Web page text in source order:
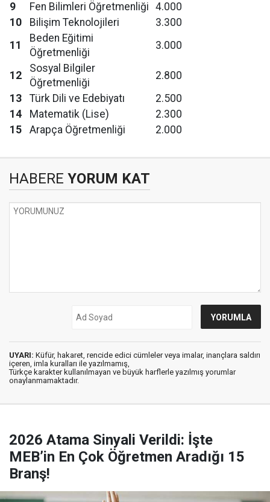
9
Fen Bilimleri Öğretmenliği 4.000
10
Bilişim Teknolojileri
3.300
11
Beden Eğitimi
Öğretmenliği
3.000
12
Sosyal Bilgiler
Öğretmenliği
2.800
13
Türk Dili ve Edebiyatı
2.500
14
Matematik (Lise)
2.300
15
Arapça Öğretmenliği 2.000
HABERE YORUM KAT
UYARI: Küfür, hakaret, rencide edici cümleler veya imalar, inançlara saldırı
içeren, imla kuralları ile yazılmamış,
Türkçe karakter kullanılmayan ve büyük harflerle yazılmış yorumlar
onaylanmamaktadır.
2026 Atama Sinyali Verildi: İşte
MEB’in En Çok Öğretmen Aradığı 15
Branş!